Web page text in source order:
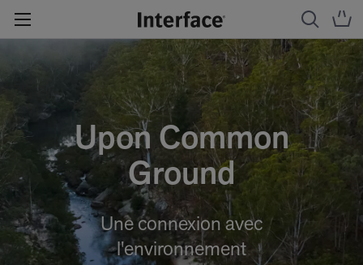
Upon Common
Ground
Une connexion avec
l'environnement